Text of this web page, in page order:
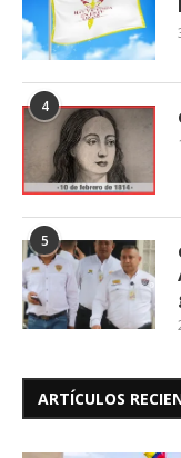
4
5
ARTÍCULOS